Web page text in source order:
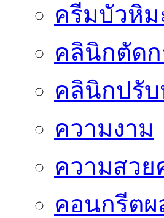
ครีมบัวหิม
คลินิกตัดก
คลินิกปรับ
ความงาม
ความสวย
คอนกรีตผ